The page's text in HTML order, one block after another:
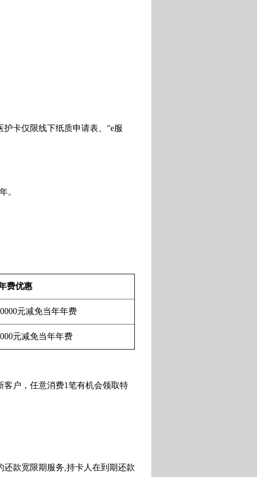
卡仅限线下纸质申请表、“e服
。
费优惠
元减免当年年费
元减免当年年费
户，任意消费1笔有机会领取特
款宽限期服务,持卡人在到期还款